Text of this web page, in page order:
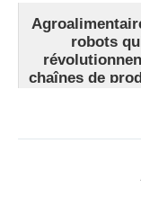
robots
chaînes de